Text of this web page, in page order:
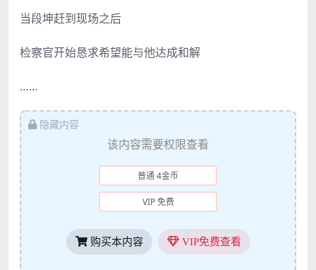
当段坤赶到现场之后
检察官开始恳求希望能与他达成和解
……
隐藏内容
该内容需要权限查看
普通 4金币
VIP 免费
购买本内容 VIP免费查看